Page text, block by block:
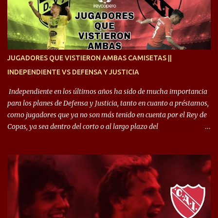
quise dar lo mejor. Si me toca marcharme, estoy agradecido al
hincha”. 🎙️“El equipo hizo un gran trabajo, quedó demostrado en el
resultado. Es nuestro segundo partido, en la pretemporada nos
enfocamos en la preparación física. El grupo está encontrando la
JUGADORES QUE VISTIERON AMBAS CAMISETAS ||
INDEPENDIENTE VS DEFENSA Y JUSTICIA
Independiente en los últimos años ha sido de mucha importancia
para los planes de Defensa y Justicia, tanto en cuanto a préstamos,
como jugadores que ya no son más tenido en cuenta por el Rey de
Copas, ya sea dentro del corto o al largo plazo del
Halcón de Varela, como lo es Brian Romero, quien paso a
préstamo allí durante el último mercado de pases y ha rendido de
gran manera, convirtiendo goles importantes, sobre todo en la
copa sudamericana. Pero no sucedió lo mismo en cuanto al
rendimiento que ha producido en el Rojo. Pasando a jugadores que